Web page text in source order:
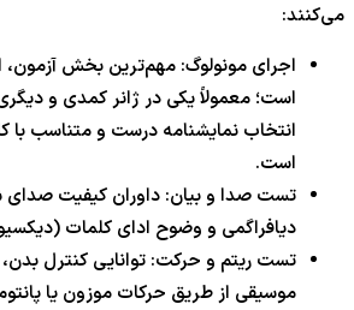
می‌کنند:
است؛ معمولاً یکی در ژانر کمدی و
انتخاب نمایشنامه درست و متناسب با
است.
تست صدا و بیان: داوران کیفیت صدای
دیافراگمی و وضوح ادای کلمات
تست ریتم و حرکت: توانایی کنترل
موسیقی از طریق حرکات موزون یا